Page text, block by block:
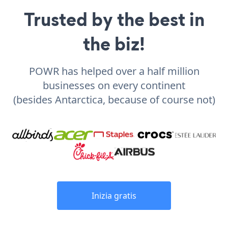
Trusted by the best in
the biz!
POWR has helped over a half million
businesses on every continent
(besides Antarctica, because of course not)
Inizia gratis